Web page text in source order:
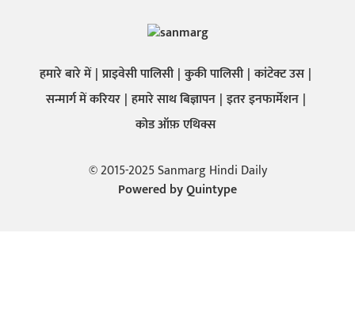
हमारे बारे में प्राइवेसी पालिसी कुकी पालिसी कांटेक्ट उस
सन्मार्ग में करियर हमारे साथ बिज्ञापन इतर इनफार्मेशन
कोड ऑफ़ एथिक्स
© 2015-2025 Sanmarg Hindi Daily
Powered byQuintype